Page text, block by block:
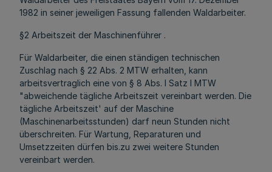
1982 in seiner jeweiligen Fassung fallenden Waldarbeiter.
§2 Arbeitszeit der Maschinenführer .
Für Waldarbeiter, die einen ständigen technischen
Zuschlag nach § 22 Abs. 2 MTW erhalten, kann
arbeitsvertraglich eine von § 8 Abs. l Satz l MTW
"abweichende tägliche Arbeitszeit vereinbart werden. Die
tägliche Arbeitszeit' auf der Maschine
(Maschinenarbeitsstunden) darf neun Stunden nicht
überschreiten. Für Wartung, Reparaturen und
Umsetzzeiten dürfen bis.zu zwei weitere Stunden
vereinbart werden.